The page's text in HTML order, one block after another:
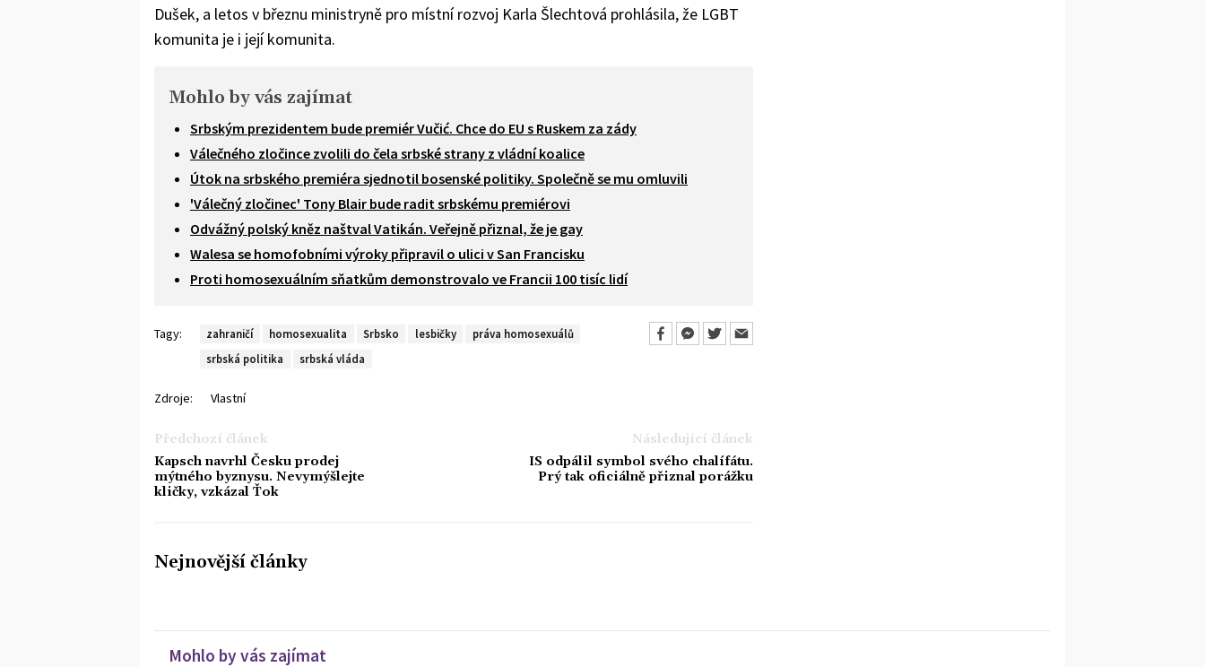
Dušek, a letos v březnu ministryně pro místní rozvoj Karla Šlechtová prohlásila, že LGBT
komunita je i její komunita.
Mohlo by vás zajímat
Srbským prezidentem bude premiér Vučić. Chce do EU s Ruskem za zády
Válečného zločince zvolili do čela srbské strany z vládní koalice
Útok na srbského premiéra sjednotil bosenské politiky. Společně se mu omluvili
'Válečný zločinec' Tony Blair bude radit srbskému premiérovi
Odvážný polský kněz naštval Vatikán. Veřejně přiznal, že je gay
Walesa se homofobními výroky připravil o ulici v San Francisku
Proti homosexuálním sňatkům demonstrovalo ve Francii 100 tisíc lidí
Tagy: zahraničí homosexualita Srbsko lesbičky
práva homosexuálů
srbská politika
srbská vláda
Zdroje: Vlastní
Předchozí článek
Kapsch navrhl Česku prodej
mýtného byznysu. Nevymýšlejte
kličky, vzkázal Ťok
Následující článek
IS odpálil symbol svého chalífátu.
Prý tak oficiálně přiznal porážku
Nejnovější články
Mohlo by vás zajímat